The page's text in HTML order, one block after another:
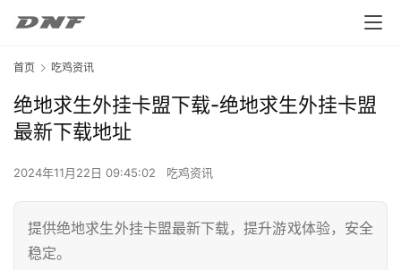
首页 吃鸡资讯
绝地求生外挂卡盟下载-绝地求生外挂卡盟
最新下载地址
2024年11月22日 09:45:02 吃鸡资讯
提供绝地求生外挂卡盟最新下载，提升游戏体验，安全
稳定。